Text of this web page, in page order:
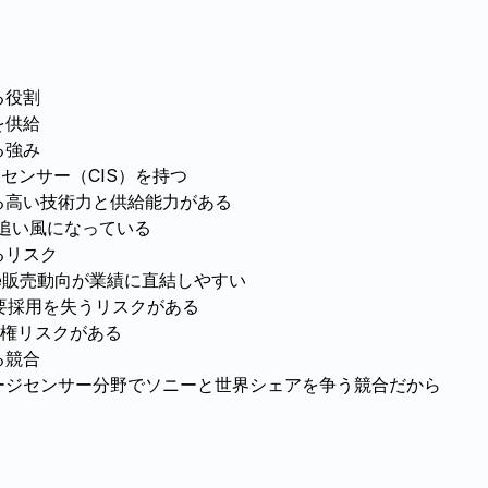
割
供給
み
ンサー（CIS）を持つ
い技術力と供給能力がある
い風になっている
スク
売動向が業績に直結しやすい
用を失うリスクがある
リスクがある
合
センサー分野でソニーと世界シェアを争う競合だから